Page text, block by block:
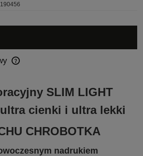
kosztów płatności
SLIM LIGHT
cienki i ultra lekki
CHROBOTKA
nadrukiem